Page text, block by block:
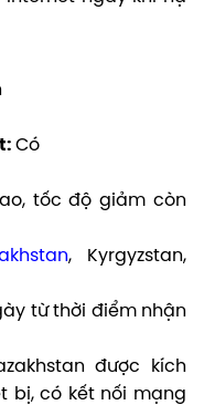
Có
tốc độ giảm còn
, Kyrgyzstan,
từ thời điểm nhận
được kích
bị, có kết nối mạng